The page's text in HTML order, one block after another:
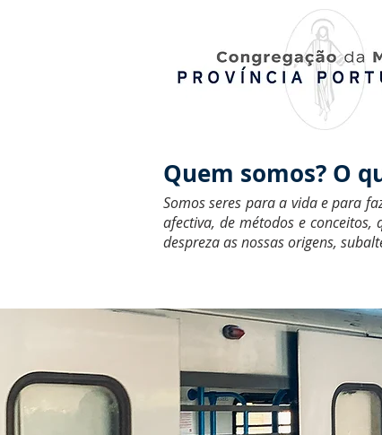
Quem somos? O
Somos seres para a vida e para
afectiva, de métodos e
despreza as nossas origens,